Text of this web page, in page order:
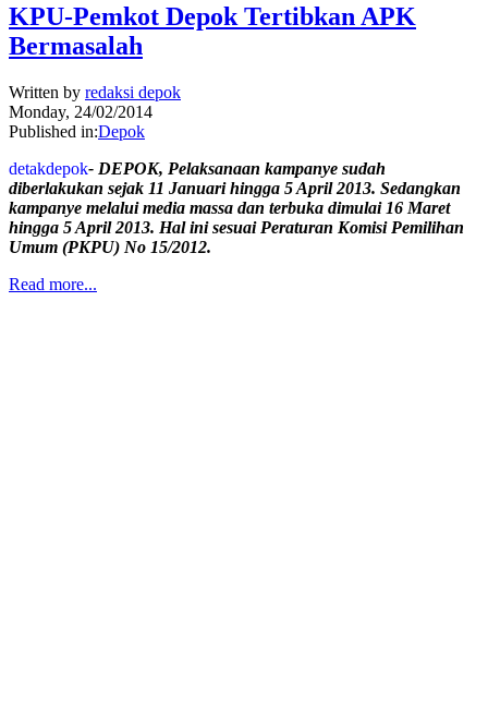
KPU-Pemkot Depok Tertibkan APK
Bermasalah
Written by redaksi depok
Monday, 24/02/2014
Published in:Depok
detakdepok- DEPOK, Pelaksanaan kampanye sudah
diberlakukan sejak 11 Januari hingga 5 April 2013. Sedangkan
kampanye melalui media massa dan terbuka dimulai 16 Maret
hingga 5 April 2013. Hal ini sesuai Peraturan Komisi Pemilihan
Umum (PKPU) No 15/2012.
Read more...